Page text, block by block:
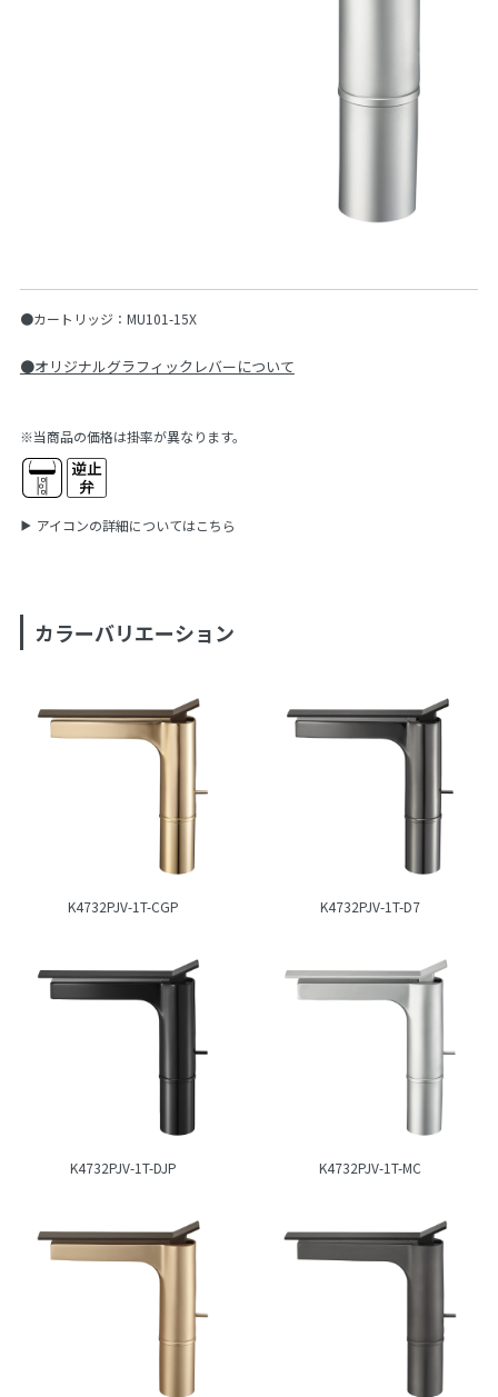
●カートリッジ：MU101-15X
●オリジナルグラフィックレバーについて
※当商品の価格は掛率が異なります。
アイコンの詳細についてはこちら
カラーバリエーション
K4732PJV-1T-CGP K4732PJV-1T-D7
K4732PJV-1T-DJP K4732PJV-1T-MC